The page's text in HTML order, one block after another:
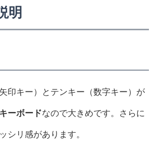
明
印キー）とテンキー（数字キー）が
ーボードなので大きめです。さらに
シリ感があります。